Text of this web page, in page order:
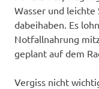
Wasser und leichte
dabeihaben. Es
Notfallnahrung
geplant auf dem
Vergiss nicht